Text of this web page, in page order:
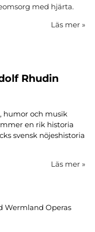
med hjärta.
Läs mer »
Rhudin
humor och musik
en rik historia
svensk nöjeshistoria
Läs mer »
Wermland Operas